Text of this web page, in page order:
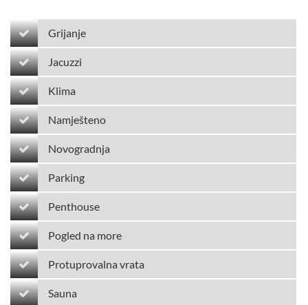
Grijanje
Jacuzzi
Klima
Namješteno
Novogradnja
Parking
Penthouse
Pogled na more
Protuprovalna vrata
Sauna